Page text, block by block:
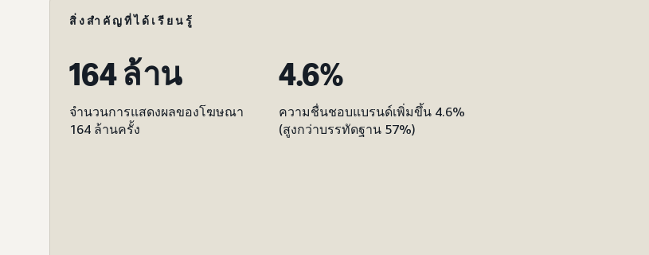
สิ่งสำคัญที่ได้เรียนรู้
164 ล้าน
จำนวนการแสดงผลของโฆษณา
164 ล้านครั้ง
4.6%
ความชื่นชอบแบรนด์เพิ่มขึ้น 4.6%
(สูงกว่าบรรทัดฐาน 57%)